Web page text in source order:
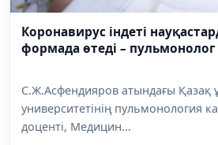
Коронавирус індеті
формада өтеді – пульмонолог
С.Ж.Асфендияров атындағы Қазақ
университетінің пульмонология
доценті, Медицин...